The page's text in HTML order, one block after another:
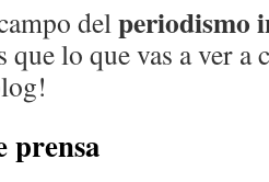
delperiodismo
que lo que vas a ver a
prensa